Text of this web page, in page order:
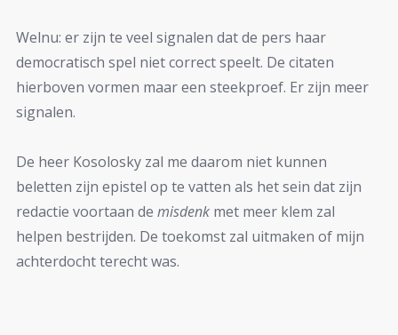
Welnu: er zijn te veel signalen dat de pers haar
democratisch spel niet correct speelt. De citaten
hierboven vormen maar een steekproef. Er zijn meer
signalen.
De heer Kosolosky zal me daarom niet kunnen
beletten zijn epistel op te vatten als het sein dat zijn
redactie voortaan de misdenk met meer klem zal
helpen bestrijden. De toekomst zal uitmaken of mijn
achterdocht terecht was.